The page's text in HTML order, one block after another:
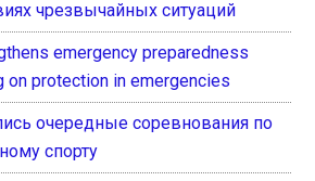
чрезвычайных ситуаций
emergency preparedness
on protection in emergencies
очередные соревнования по
спорту